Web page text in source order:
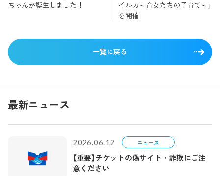
ちゃんが誕生しました！
イルカ～育女たちの子育て～」
を開催
一覧に戻る
最新ニュース
2026.06.12 ニュース
【重要】チケットの偽サイト・詐欺にご注
意ください